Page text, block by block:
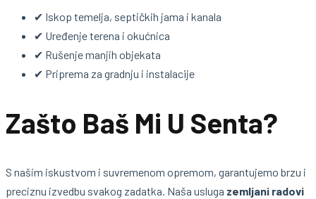
✔ Iskop temelja, septičkih jama i kanala
✔ Uređenje terena i okućnica
✔ Rušenje manjih objekata
✔ Priprema za gradnju i instalacije
Zašto Baš Mi U Senta?
S našim iskustvom i suvremenom opremom, garantujemo brzu i
preciznu izvedbu svakog zadatka. Naša usluga zemljani radovi